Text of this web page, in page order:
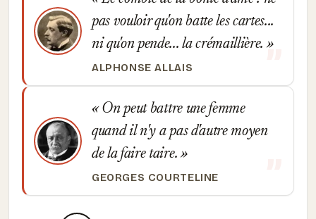
pas vouloir qu'on batte les cartes...
ni qu'on pende... la crémaillière.
ALPHONSE ALLAIS
On peut battre une femme
quand il n'y a pas d'autre moyen
de la faire taire.
GEORGES COURTELINE